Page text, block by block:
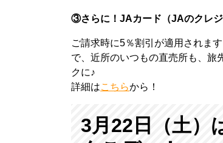
③さらに！JAカード（JAのクレジ
ご請求時に5％割引が適用されま
で、近所のいつもの直売所も、旅
クに♪
詳細はこちらから！
3月22日（土）